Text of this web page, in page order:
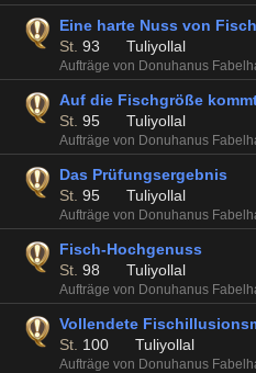
Eine harte Nuss von Fisch
St. 93 Tuliyollal
Aufträge von Donuhanus
Auf die Fischgröße
St. 95 Tuliyollal
Aufträge von Donuhanus
Das Prüfungsergebnis
St. 95 Tuliyollal
Aufträge von Donuhanus
Fisch-Hochgenuss
St. 98 Tuliyollal
Aufträge von Donuhanus
Vollendete
St. 100 Tuliyollal
Aufträge von Donuhanus